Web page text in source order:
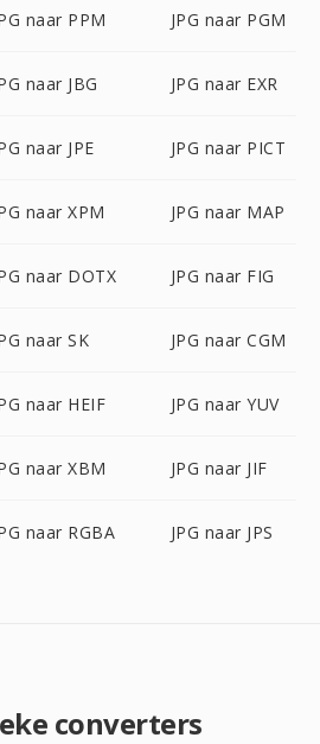
naar PPM JPG naar PGM
naar JBG JPG naar EXR
naar JPE JPG naar PICT
naar XPM JPG naar MAP
naar DOTX JPG naar FIG
naar SK JPG naar CGM
naar HEIF JPG naar YUV
naar XBM JPG naar JIF
naar RGBA JPG naar JPS
converters